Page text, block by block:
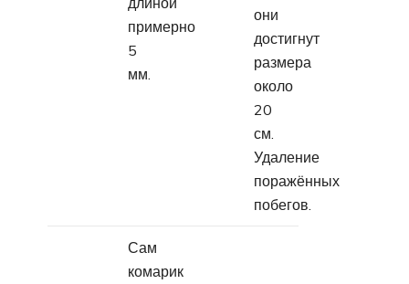
примерно
5
мм.
они
достигнут
размера
около
20
см.
Удаление
поражённых
побегов.
Сам
комарик